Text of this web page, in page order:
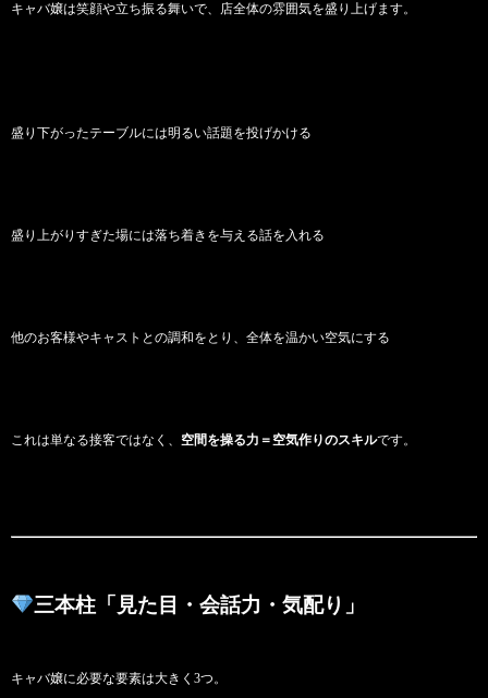
キャバ嬢は笑顔や立ち振る舞いで、店全体の雰囲気を盛り上げます。
盛り下がったテーブルには明るい話題を投げかける
盛り上がりすぎた場には落ち着きを与える話を入れる
他のお客様やキャストとの調和をとり、全体を温かい空気にする
これは単なる接客ではなく、 空間を操る力＝空気作りのスキルです。
三本柱「見た目・会話力・気配り」
キャバ嬢に必要な要素は大きく3つ。